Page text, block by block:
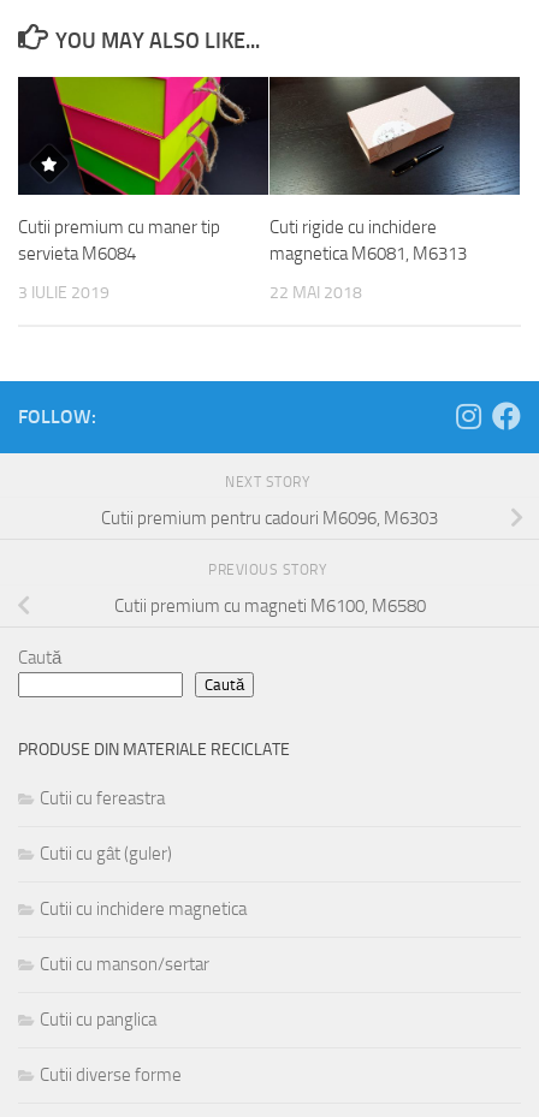
YOU MAY ALSO LIKE...
Cutii premium cu maner tip
servieta M6084
3 IULIE 2019
Cuti rigide cu inchidere
magnetica M6081, M6313
22 MAI 2018
FOLLOW:
NEXT STORY
Cutii premium pentru cadouri M6096, M6303
PREVIOUS STORY
Cutii premium cu magneti M6100, M6580
Caută
Caută
PRODUSE DIN MATERIALE RECICLATE
Cutii cu fereastra
Cutii cu gât (guler)
Cutii cu inchidere magnetica
Cutii cu manson/sertar
Cutii cu panglica
Cutii diverse forme